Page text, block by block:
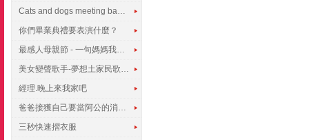
Cats and dogs meeting babies for the first time
你們畢業典禮要表演什麼？
最感人母親節 - 一句媽媽我愛你
美女變聲歌手-夢想土家民歌傳遍世界
經理.晚上來我家吧
爸爸接獲自己要當阿公的消息，反應史上最可愛!!!
三秒快速摺衣服